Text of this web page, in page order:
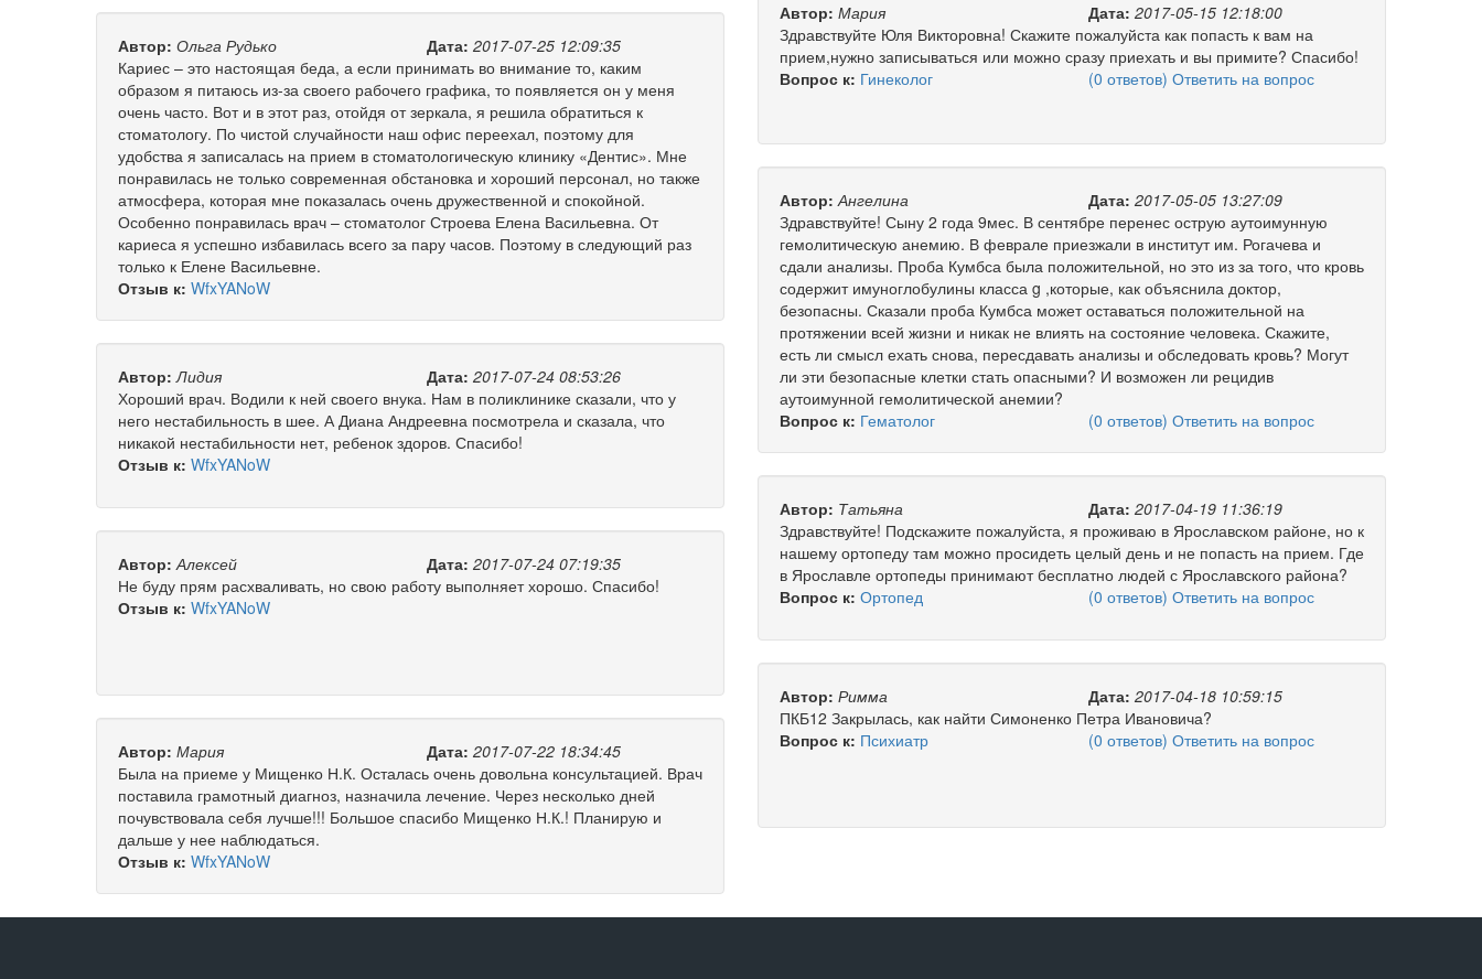
Автор: Ольга Рудько Дата: 2017-07-25 12:09:35
Кариес – это настоящая беда, а если принимать во внимание то, каким
образом я питаюсь из-за своего рабочего графика, то появляется он у меня
очень часто. Вот и в этот раз, отойдя от зеркала, я решила обратиться к
стоматологу. По чистой случайности наш офис переехал, поэтому для
удобства я записалась на прием в стоматологическую клинику «Дентис». Мне
понравилась не только современная обстановка и хороший персонал, но также
атмосфера, которая мне показалась очень дружественной и спокойной.
Особенно понравилась врач – стоматолог Строева Елена Васильевна. От
кариеса я успешно избавилась всего за пару часов. Поэтому в следующий раз
только к Елене Васильевне.
Отзыв к: WfxYANoW
Автор: Лидия Дата: 2017-07-24 08:53:26
Хороший врач. Водили к ней своего внука. Нам в поликлинике сказали, что у
него нестабильность в шее. А Диана Андреевна посмотрела и сказала, что
никакой нестабильности нет, ребенок здоров. Спасибо!
Отзыв к: WfxYANoW
Автор: Алексей Дата: 2017-07-24 07:19:35
Не буду прям расхваливать, но свою работу выполняет хорошо. Спасибо!
Отзыв к: WfxYANoW
Автор: Мария Дата: 2017-07-22 18:34:45
Была на приеме у Мищенко Н.К. Осталась очень довольна консультацией. Врач
поставила грамотный диагноз, назначила лечение. Через несколько дней
почувствовала себя лучше!!! Большое спасибо Мищенко Н.К.! Планирую и
дальше у нее наблюдаться.
Отзыв к: WfxYANoW
Автор: Мария Дата: 2017-05-15 12:18:00
Здравствуйте Юля Викторовна! Скажите пожалуйста как попасть к вам на
прием,нужно записываться или можно сразу приехать и вы примите? Спасибо!
Вопрос к: Гинеколог (0 ответов) Ответить на вопрос
Автор: Ангелина Дата: 2017-05-05 13:27:09
Здравствуйте! Сыну 2 года 9мес. В сентябре перенес острую аутоимунную
гемолитическую анемию. В феврале приезжали в институт им. Рогачева и
сдали анализы. Проба Кумбса была положительной, но это из за того, что кровь
содержит имуноглобулины класса g ,которые, как объяснила доктор,
безопасны. Сказали проба Кумбса может оставаться положительной на
протяжении всей жизни и никак не влиять на состояние человека. Скажите,
есть ли смысл ехать снова, пересдавать анализы и обследовать кровь? Могут
ли эти безопасные клетки стать опасными? И возможен ли рецидив
аутоимунной гемолитической анемии?
Вопрос к: Гематолог (0 ответов) Ответить на вопрос
Автор: Татьяна Дата: 2017-04-19 11:36:19
Здравствуйте! Подскажите пожалуйста, я проживаю в Ярославском районе, но к
нашему ортопеду там можно просидеть целый день и не попасть на прием. Где
в Ярославле ортопеды принимают бесплатно людей с Ярославского района?
Вопрос к: Ортопед (0 ответов) Ответить на вопрос
Автор: Римма Дата: 2017-04-18 10:59:15
ПКБ12 Закрылась, как найти Симоненко Петра Ивановича?
Вопрос к: Психиатр (0 ответов) Ответить на вопрос